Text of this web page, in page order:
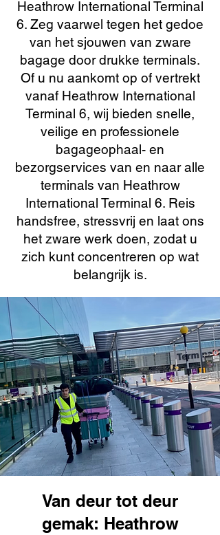
Heathrow International Terminal
6. Zeg vaarwel tegen het gedoe
van het sjouwen van zware
bagage door drukke terminals.
Of u nu aankomt op of vertrekt
vanaf Heathrow International
Terminal 6, wij bieden snelle,
veilige en professionele
bagageophaal- en
bezorgservices van en naar alle
terminals van Heathrow
International Terminal 6. Reis
handsfree, stressvrij en laat ons
het zware werk doen, zodat u
zich kunt concentreren op wat
belangrijk is.
Van deur tot deur
gemak: Heathrow